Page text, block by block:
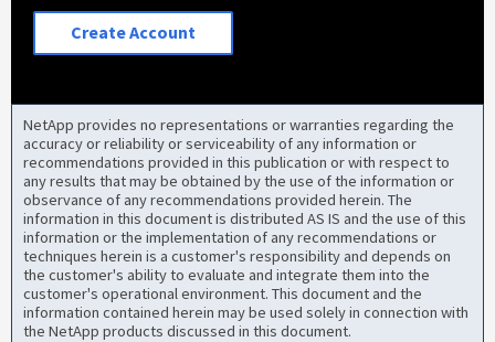
Create Account
NetApp provides no representations or warranties regarding the
accuracy or reliability or serviceability of any information or
recommendations provided in this publication or with respect to
any results that may be obtained by the use of the information or
observance of any recommendations provided herein. The
information in this document is distributed AS IS and the use of this
information or the implementation of any recommendations or
techniques herein is a customer's responsibility and depends on
the customer's ability to evaluate and integrate them into the
customer's operational environment. This document and the
information contained herein may be used solely in connection with
the NetApp products discussed in this document.